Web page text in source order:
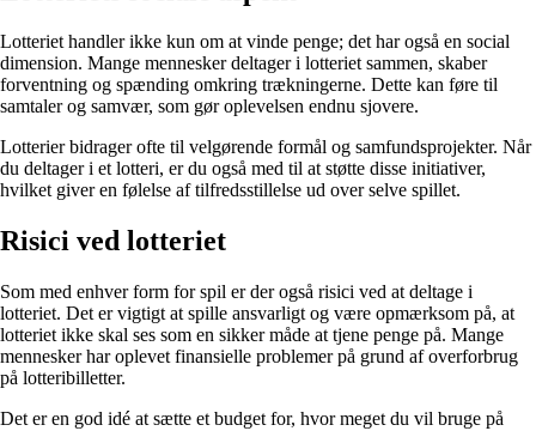
Lotteriet handler ikke kun om at vinde penge; det har også en social
dimension. Mange mennesker deltager i lotteriet sammen, skaber
forventning og spænding omkring trækningerne. Dette kan føre til
samtaler og samvær, som gør oplevelsen endnu sjovere.
Lotterier bidrager ofte til velgørende formål og samfundsprojekter. Når
du deltager i et lotteri, er du også med til at støtte disse initiativer,
hvilket giver en følelse af tilfredsstillelse ud over selve spillet.
Risici ved lotteriet
Som med enhver form for spil er der også risici ved at deltage i
lotteriet. Det er vigtigt at spille ansvarligt og være opmærksom på, at
lotteriet ikke skal ses som en sikker måde at tjene penge på. Mange
mennesker har oplevet finansielle problemer på grund af overforbrug
på lotteribilletter.
Det er en god idé at sætte et budget for, hvor meget du vil bruge på